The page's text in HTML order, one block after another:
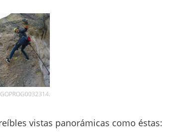
vistas panorámicas como éstas: